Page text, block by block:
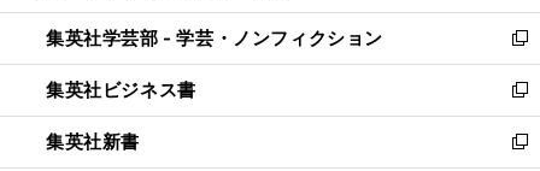
開
く
ウ
で
開
く
ン
ド
ウ
で
開
く
ウ
ィ
ン
ド
ウ
で
集英社学芸部 - 学芸・ノンフィクション
新
し
い
ウ
ィ
集英社ビジネス書
新
し
い
集英社新書
新